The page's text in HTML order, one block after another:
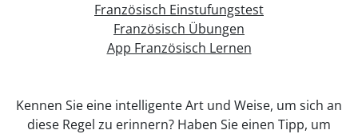
Französisch Einstufungstest
Französisch Übungen
App Französisch Lernen
Kennen Sie eine intelligente Art und Weise, um sich an
diese Regel zu erinnern? Haben Sie einen Tipp, um